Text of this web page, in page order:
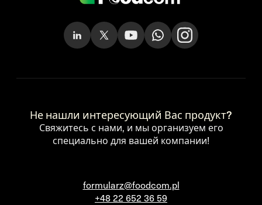
Не нашли интересующий Вас продукт?
Свяжитесь с нами, и мы организуем его
специально для вашей компании!
formularz@foodcom.pl
+48 22 652 36 59